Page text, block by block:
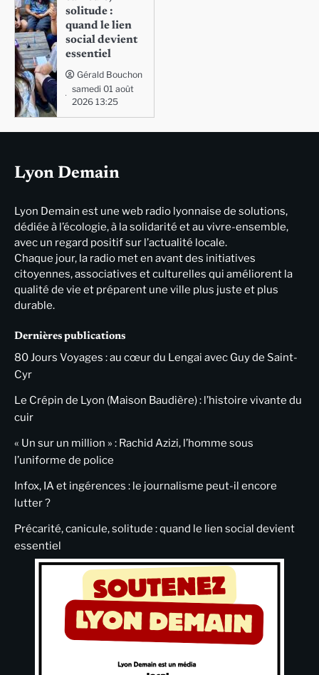
solitude :
quand le lien
social devient
essentiel
Gérald Bouchon
samedi 01 août
2026 13:25
Lyon Demain
Lyon Demain est une web radio lyonnaise de solutions,
dédiée à l’écologie, à la solidarité et au vivre-ensemble,
avec un regard positif sur l’actualité locale.
Chaque jour, la radio met en avant des initiatives
citoyennes, associatives et culturelles qui améliorent la
qualité de vie et préparent une ville plus juste et plus
durable.
Dernières publications
80 Jours Voyages : au cœur du Lengai avec Guy de Saint-
Cyr
Le Crépin de Lyon (Maison Baudière) : l’histoire vivante du
cuir
« Un sur un million » : Rachid Azizi, l’homme sous
l’uniforme de police
Infox, IA et ingérences : le journalisme peut-il encore
lutter ?
Précarité, canicule, solitude : quand le lien social devient
essentiel